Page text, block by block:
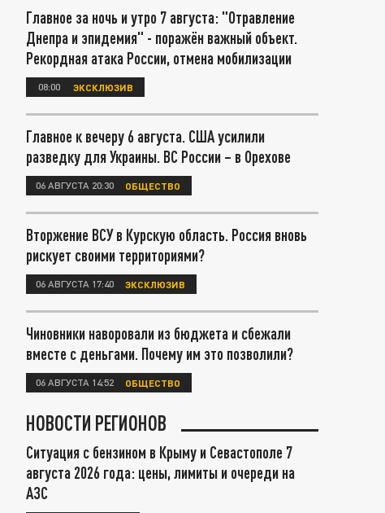
Главное за ночь и утро 7 августа: "Отравление
Днепра и эпидемия" - поражён важный объект.
Рекордная атака России, отмена мобилизации
08:00 ЭКСКЛЮЗИВ
Главное к вечеру 6 августа. США усилили
разведку для Украины. ВС России – в Орехове
06 АВГУСТА 20:30 ОБЩЕСТВО
Вторжение ВСУ в Курскую область. Россия вновь
рискует своими территориями?
06 АВГУСТА 17:40 ЭКСКЛЮЗИВ
Чиновники наворовали из бюджета и сбежали
вместе с деньгами. Почему им это позволили?
06 АВГУСТА 14:52 ОБЩЕСТВО
НОВОСТИ РЕГИОНОВ
Ситуация с бензином в Крыму и Севастополе 7
августа 2026 года: цены, лимиты и очереди на
АЗС